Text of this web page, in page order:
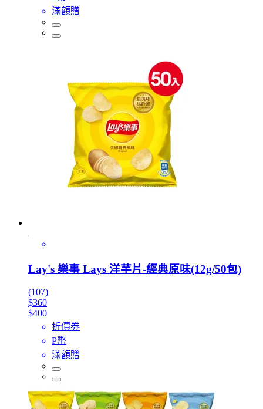
滿額贈
Lay's 樂事 Lays 洋芋片-經典原味(12g/50包)
(107)
$360
$400
折價券
P幣
滿額贈